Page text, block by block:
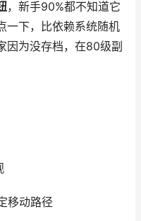
，新手90%都不知道它
一下，比依赖系统随机
因为没存档，在80级副
移动路径